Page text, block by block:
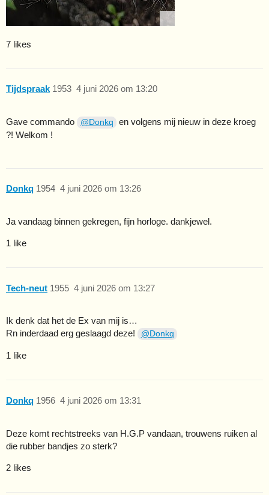
7 likes
Tijdspraak 4 juni 2026 om 13:20
1953
Gave commando @Donkq
en volgens mij nieuw in deze kroeg
?! Welkom !
Donkq 4 juni 2026 om 13:26
1954
Ja vandaag binnen gekregen, fijn horloge. dankjewel.
1 like
Tech-neut 4 juni 2026 om 13:27
1955
Ik denk dat het de Ex van mij is…
Rn inderdaad erg geslaagd deze!
@Donkq
1 like
Donkq 4 juni 2026 om 13:31
1956
Deze komt rechtstreeks van H.G.P vandaan, trouwens ruiken al
die rubber bandjes zo sterk?
2 likes